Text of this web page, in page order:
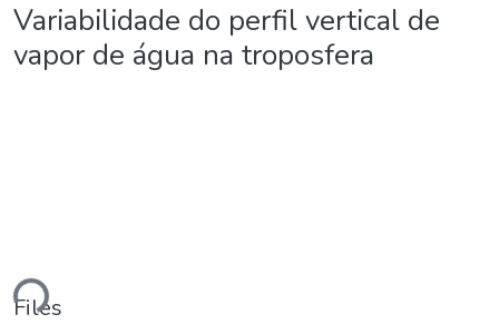
Variabilidade do perfil vertical de
vapor de água na troposfera
Files